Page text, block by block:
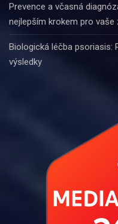
Prevence a včasná
nejlepším krokem pro vaše
Biologická léčba psoriasis:
výsledky